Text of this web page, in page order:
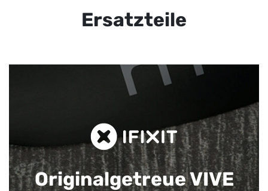
Ersatzteile
Originalgetreue VIVE